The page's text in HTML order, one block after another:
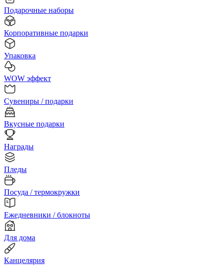
Подарочные наборы
Корпоративные подарки
Упаковка
WOW эффект
Сувениры / подарки
Вкусные подарки
Награды
Пледы
Посуда / термокружки
Ежедневники / блокноты
Для дома
Канцелярия